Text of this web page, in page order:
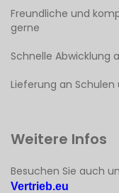
Freundliche und
gerne
Schnelle Abwicklung
Lieferung an
Weitere Infos
Besuchen Sie auch
Vertrieb.eu